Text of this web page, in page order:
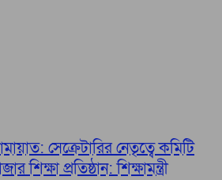
সেক্রেটারির নেতৃত্বে কমিটি
শিক্ষা প্রতিষ্ঠান: শিক্ষামন্ত্রী